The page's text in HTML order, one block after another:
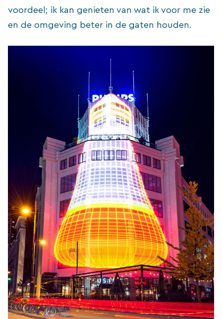
voordeel; ik kan genieten van wat ik voor me zie
en de omgeving beter in de gaten houden.